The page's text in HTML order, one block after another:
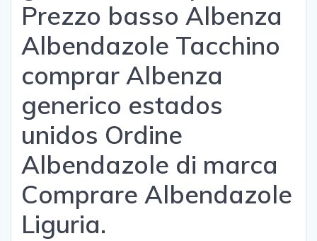
Prezzo basso Albenza
Albendazole Tacchino
comprar Albenza
generico estados
unidos Ordine
Albendazole di marca
Comprare Albendazole
Liguria.